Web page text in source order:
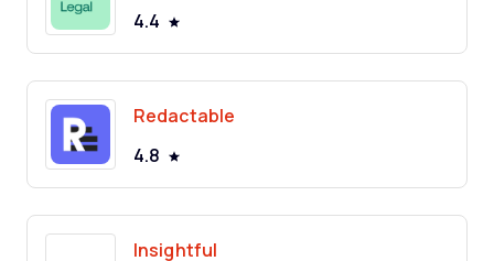
4.4
Redactable
4.8
Insightful